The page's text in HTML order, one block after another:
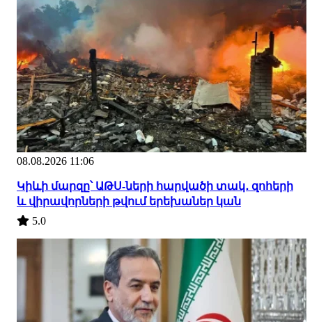
08.08.2026 11:06
Կիևի մարզը՝ ԱԹՍ-ների հարվածի տակ․ զոհերի
և վիրավորների թվում երեխաներ կան
5.0